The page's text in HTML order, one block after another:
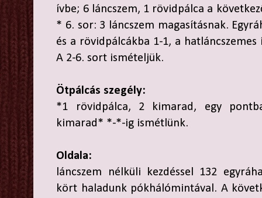
ívbe; 6 láncszem, 1 rövidpálca a
* 6. sor: 3 láncszem magasításnak.
és a rövidpálcákba 1-1, a
A 2-6. sort ismételjük.
Ötpálcás szegély:
*1 rövidpálca, 2 kimarad, egy
kimarad* *-*-ig ismétlünk.
Oldala:
láncszem nélküli kezdéssel 132
kört haladunk pókhálómintával. A